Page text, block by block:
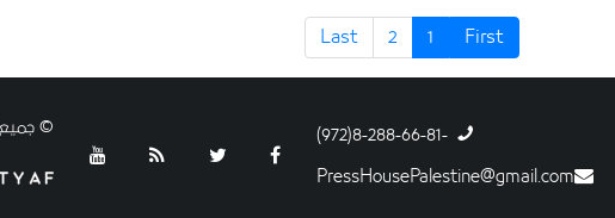
First
1
2
Last
-8-288-66-81(972)
PressHousePalestine@gmail.com
© جميع